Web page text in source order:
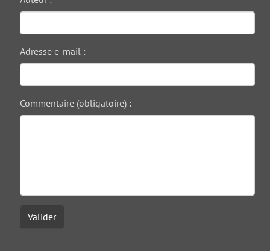
Adresse e-mail :
Commentaire (obligatoire) :
Valider